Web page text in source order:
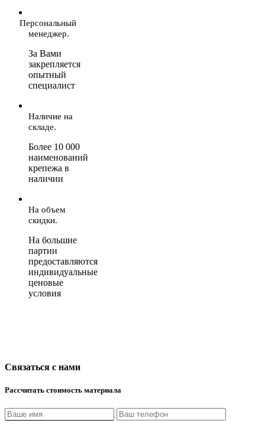
Персональный
менеджер.
За Вами
закрепляется
опытный
специалист
Наличие на
складе.
Более 10 000
наименований
крепежа в
наличии
На объем
скидки.
На большие
партии
предоставляются
индивидуальные
ценовые
условия
Связаться с нами
Рассчитать стоимость материала